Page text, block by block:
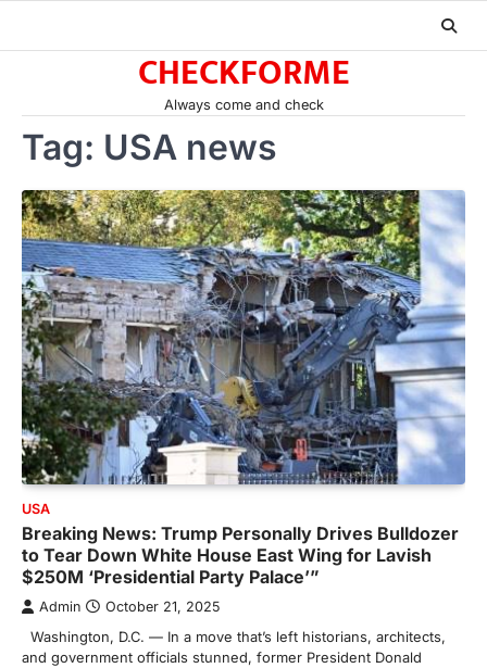
CHECKFORME
Always come and check
Tag: USA news
USA
Breaking News: Trump Personally Drives Bulldozer
to Tear Down White House East Wing for Lavish
$250M ‘Presidential Party Palace’”
Admin October 21, 2025
Washington, D.C. — In a move that’s left historians, architects,
and government officials stunned, former President Donald